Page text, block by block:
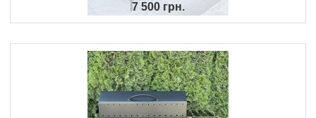
7 500 грн.